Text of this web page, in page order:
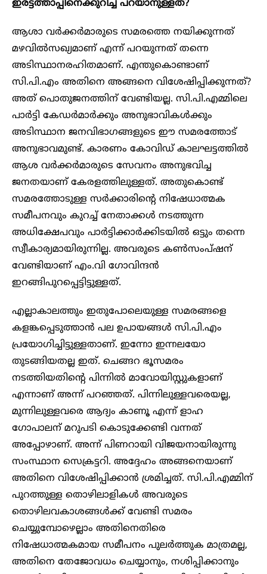
ഇരട്ടത്താപ്പിനെക്കുറിച്ച് പറയാനുള്ളത്?
ആശാ വർക്കർമാരുടെ സമരത്തെ നയിക്കുന്നത്
മഴവിൽസഖ്യമാണ് എന്ന് പറയുന്നത് തന്നെ
അടിസ്ഥാനരഹിതമാണ്. എന്തുകൊണ്ടാണ്
സി.പി.എം അതിനെ അങ്ങനെ വിശേഷിപ്പിക്കുന്നത്?
അത് പൊതുജനത്തിന് വേണ്ടിയല്ല. സി.പി.എമ്മിലെ
പാർട്ടി കേഡർമാർക്കും അനുഭാവികൾക്കും
അടിസ്ഥാന ജനവിഭാഗങ്ങളുടെ ഈ സമരത്തോട്
അനുഭാവമുണ്ട്. കാരണം കോവിഡ് കാലഘട്ടത്തിൽ
ആശ വർക്കർമാരുടെ സേവനം അനുഭവിച്ച
ജനതയാണ് കേരളത്തിലുള്ളത്. അതുകൊണ്ട്
സമരത്തോടുള്ള സർക്കാരിന്റെ നിഷേധാത്മക
സമീപനവും കുറച്ച് നേതാക്കൾ നടത്തുന്ന
അധിക്ഷേപവും പാർട്ടിക്കാർക്കിടയിൽ ഒട്ടും തന്നെ
സ്വീകാര്യമായിരുന്നില്ല. അവരുടെ കൺസംപ്ഷന്
വേണ്ടിയാണ് എം.വി ഗോവിന്ദൻ
ഇറങ്ങിപുറപ്പെട്ടിട്ടുള്ളത്.
എല്ലാകാലത്തും ഇതുപോലെയുള്ള സമരങ്ങളെ
കളങ്കപ്പെടുത്താൻ പല ഉപായങ്ങൾ സി.പി.എം
പ്രയോഗിച്ചിട്ടുള്ളതാണ്. ഇന്നോ ഇന്നലയോ
തുടങ്ങിയതല്ല ഇത്. ചെങ്ങറ ഭൂസമരം
നടത്തിയതിന്റെ പിന്നിൽ മാവോയിസ്റ്റുകളാണ്
എന്നാണ് അന്ന് പറഞ്ഞത്. പിന്നിലുള്ളവരെയല്ല,
മുന്നിലുള്ളവരെ ആദ്യം കാണൂ എന്ന് ളാഹ
ഗോപാലന് മറുപടി കൊടുക്കേണ്ടി വന്നത്
അപ്പോഴാണ്. അന്ന് പിണറായി വിജയനായിരുന്നു
സംസ്ഥാന സെക്രട്ടറി. അദ്ദേഹം അങ്ങനെയാണ്
അതിനെ വിശേഷിപ്പിക്കാൻ ശ്രമിച്ചത്. സി.പി.എമ്മിന്
പുറത്തുള്ള തൊഴിലാളികൾ അവരുടെ
തൊഴിലവകാശങ്ങൾക്ക് വേണ്ടി സമരം
ചെയ്യുമ്പോഴെല്ലാം അതിനെതിരെ
നിഷേധാത്മകമായ സമീപനം പുലർത്തുക മാത്രമല്ല,
അതിനെ തേജോവധം ചെയ്യാനും, നശിപ്പിക്കാനും